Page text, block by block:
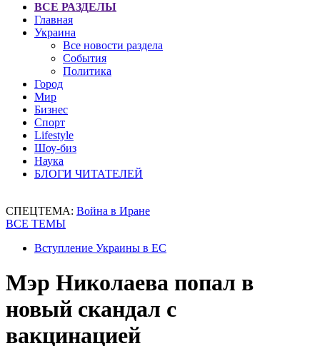
ВСЕ РАЗДЕЛЫ
Главная
Украина
Все новости раздела
События
Политика
Город
Мир
Бизнес
Спорт
Lifestyle
Шоу-биз
Наука
БЛОГИ ЧИТАТЕЛЕЙ
СПЕЦТЕМА: Война в Иране
ВСЕ ТЕМЫ
Вступление Украины в ЕС
Мэр Николаева попал в
новый скандал с
вакцинацией